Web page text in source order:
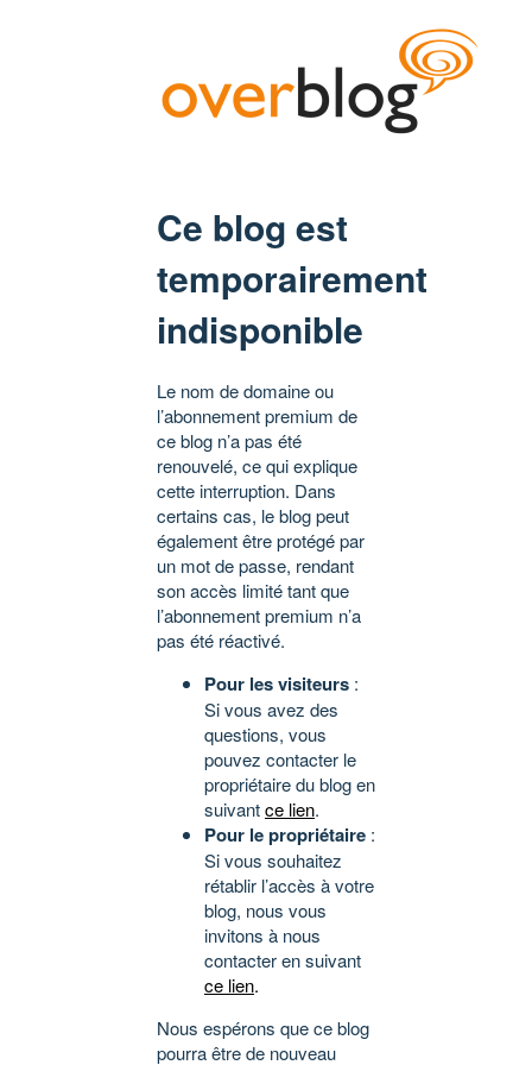
Ce blog est
temporairement
indisponible
Le nom de domaine ou
l’abonnement premium de
ce blog n’a pas été
renouvelé, ce qui explique
cette interruption. Dans
certains cas, le blog peut
également être protégé par
un mot de passe, rendant
son accès limité tant que
l’abonnement premium n’a
pas été réactivé.
Pour les visiteurs :
Si vous avez des
questions, vous
pouvez contacter le
propriétaire du blog en
suivantce lien.
Pour le propriétaire :
Si vous souhaitez
rétablir l’accès à votre
blog, nous vous
invitons à nous
contacter en suivant
ce lien.
Nous espérons que ce blog
pourra être de nouveau